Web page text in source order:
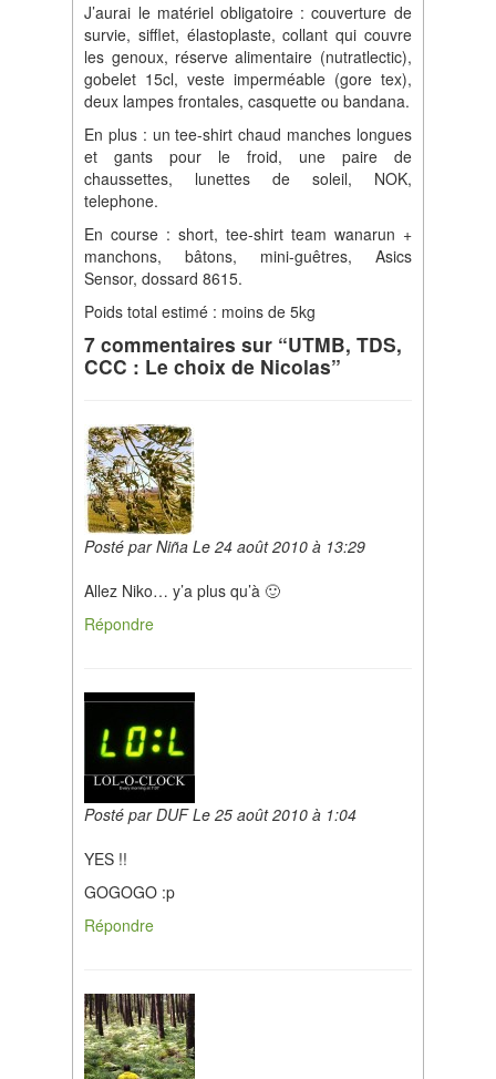
J’aurai le matériel obligatoire : couverture de
survie, sifflet, élastoplaste, collant qui couvre
les genoux, réserve alimentaire (nutratlectic),
gobelet 15cl, veste imperméable (gore tex),
deux lampes frontales, casquette ou bandana.
En plus : un tee-shirt chaud manches longues
et gants pour le froid, une paire de
chaussettes, lunettes de soleil, NOK,
telephone.
En course : short, tee-shirt team wanarun +
manchons, bâtons, mini-guêtres, Asics
Sensor, dossard 8615.
Poids total estimé : moins de 5kg
7 commentaires sur “UTMB, TDS,
CCC : Le choix de Nicolas”
Posté par Niña Le 24 août 2010 à 13:29
Allez Niko… y’a plus qu’à 🙂
Répondre
Posté par DUF Le 25 août 2010 à 1:04
YES !!
GOGOGO :p
Répondre